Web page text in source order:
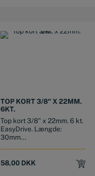
TOP KORT 3/8″ X 22MM.
6KT.
Top kort 3/8" x 22mm. 6 kt.
EasyDrive. Længde:
30mm...
58,00 DKK